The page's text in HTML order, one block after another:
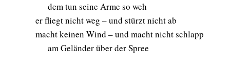
dem tun seine Arme so weh
er fliegt nicht weg – und stürzt nicht ab
macht keinen Wind – und macht nicht schlapp
am Geländer über der Spree